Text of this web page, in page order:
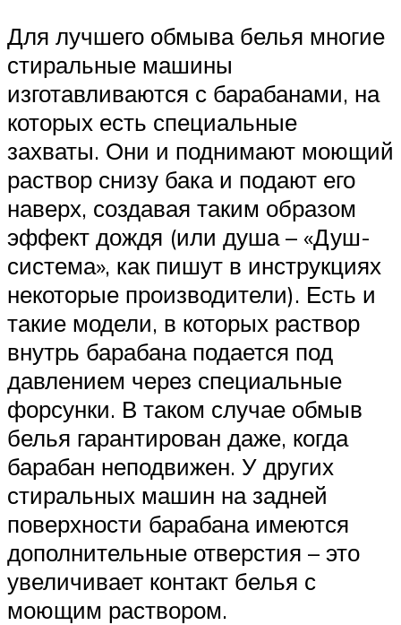
Для лучшего обмыва белья многие
стиральные машины
изготавливаются с барабанами, на
которых есть специальные
захваты. Они и поднимают моющий
раствор снизу бака и подают его
наверх, создавая таким образом
эффект дождя (или душа – «Душ-
система», как пишут в инструкциях
некоторые производители). Есть и
такие модели, в которых раствор
внутрь барабана подается под
давлением через специальные
форсунки. В таком случае обмыв
белья гарантирован даже, когда
барабан неподвижен. У других
стиральных машин на задней
поверхности барабана имеются
дополнительные отверстия – это
увеличивает контакт белья с
моющим раствором.